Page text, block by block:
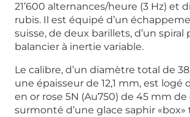
21’600 alternances/heure (3 Hz) et
rubis. Il est équipé d’un
suisse, de deux barillets, d’un spiral
balancier à inertie variable.
Le calibre, d’un diamètre total de
une épaisseur de 12,1 mm, est logé
en or rose 5N (Au750) de 45 mm
surmonté d’une glace saphir «box»